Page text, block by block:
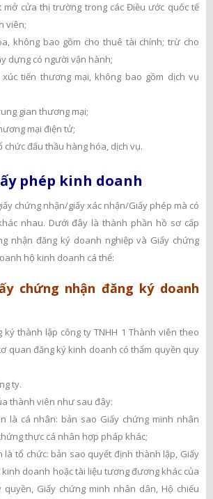
mở cửa thị trường trong các Điều ước quốc tế
viên;
không bao gồm cho thuê tài chính; trừ cho
dựng có người vận hành;
tiến thương mại, không bao gồm dịch vụ
gian thương mại;
mại điện tử;
chức đấu thầu hàng hóa, dịch vụ.
phép kinh doanh
chứng nhận/giấy xác nhận/Giấy phép mà có
nhau. Dưới đây là thành phần hồ sơ cấp
nhận đăng ký doanh nghiệp và Giấy chứng
hộ kinh doanh cá thể:
chứng nhận đăng ký doanh
ký thành lập công ty TNHH 1 Thành viên theo
quan đăng ký kinh doanh có thẩm quyền quy
ty.
thành viên như sau đây:
là cá nhân: bản sao Giấy chứng minh nhân
thực cá nhân hợp pháp khác;
là tổ chức: bản sao quyết định thành lập, Giấy
doanh hoặc tài liệu tương đương khác của
Giấy chứng minh nhân dân, Hộ chiếu